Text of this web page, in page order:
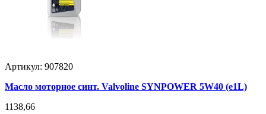
Артикул: 907820
Масло моторное синт. Valvoline SYNPOWER 5W40 (e1L)
1138,66